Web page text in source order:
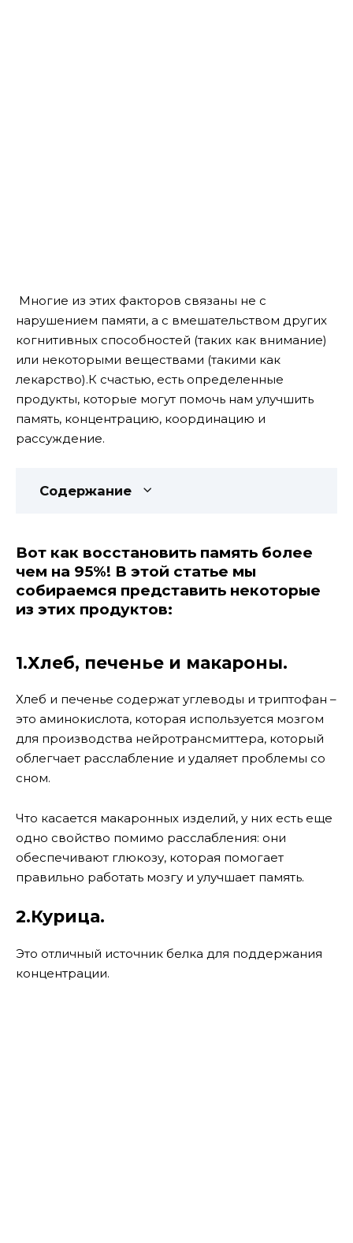
Многие из этих факторов связаны не с
нарушением памяти, а с вмешательством других
когнитивных способностей (таких как внимание)
или некоторыми веществами (такими как
лекарство).К счастью, есть определенные
продукты, которые могут помочь нам улучшить
память, концентрацию, координацию и
рассуждение.
Содержание
Вот как восстановить память более
чем на 95%! В этой статье мы
собираемся представить некоторые
из этих продуктов:
1.Хлеб, печенье и макароны.
Хлеб и печенье содержат углеводы и триптофан –
это аминокислота, которая используется мозгом
для производства нейротрансмиттера, который
облегчает расслабление и удаляет проблемы со
сном.
Что касается макаронных изделий, у них есть еще
одно свойство помимо расслабления: они
обеспечивают глюкозу, которая помогает
правильно работать мозгу и улучшает память.
2.Курица.
Это отличный источник белка для поддержания
концентрации.